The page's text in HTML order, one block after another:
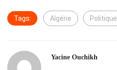
Tags: Algérie Politique
Yacine Ouchikh